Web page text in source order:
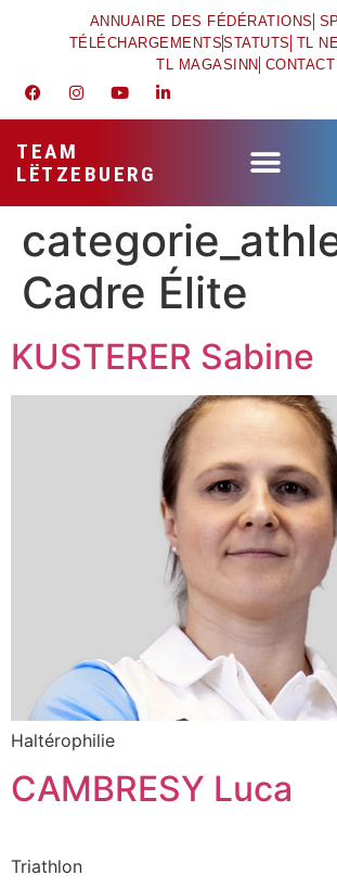
ANNUAIRE DES FÉDÉRATIONS
TÉLÉCHARGEMENTSSTATUTS TL
TL MAGASINN CONTACT
TEAM
LËTZEBUERG
Cadre Élite
KUSTERER Sabine
Haltérophilie
CAMBRESY Luca
Triathlon